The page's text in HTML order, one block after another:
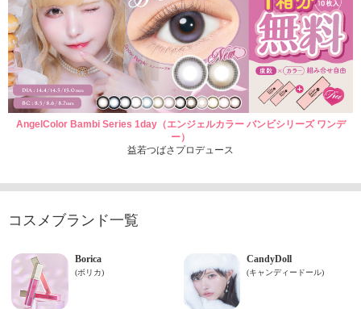
AngelColor Bambi Series 1day（エンジェルカラー バンビシリーズ ワンデ
ー）
益若つばさプロデュース
コスメブランド一覧